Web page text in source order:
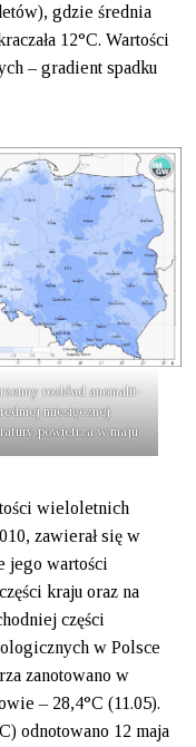
gdzie średnia
12°C. Wartości
– gradient spadku
rozkład anomalii-
miesięcznej
powietrza w maju
wieloletnich
zawierał się w
jego wartości
kraju oraz na
części
w Polsce
zanotowano w
– 28,4°C (11.05).
odnotowano 12 maja